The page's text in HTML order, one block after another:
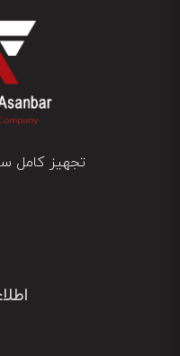
تجهیز کامل